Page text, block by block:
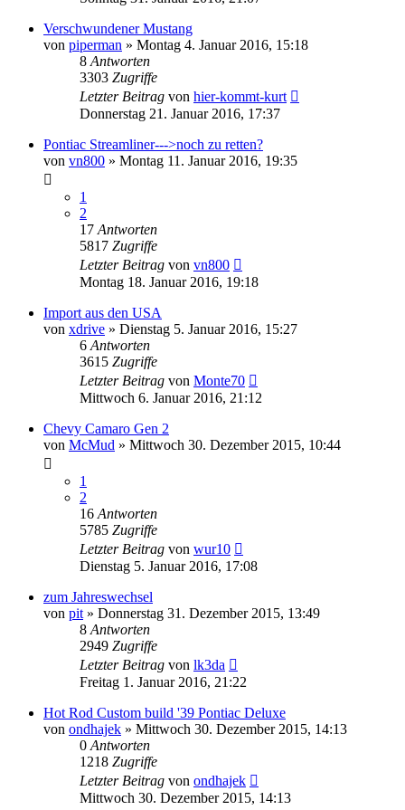
Verschwundener Mustang
von piperman » Montag 4. Januar 2016, 15:18
8 Antworten
3303 Zugriffe
Letzter Beitrag von hier-kommt-kurt
Donnerstag 21. Januar 2016, 17:37
Pontiac Streamliner--->noch zu retten?
von vn800 » Montag 11. Januar 2016, 19:35
1
2
17 Antworten
5817 Zugriffe
Letzter Beitrag von vn800
Montag 18. Januar 2016, 19:18
Import aus den USA
von xdrive » Dienstag 5. Januar 2016, 15:27
6 Antworten
3615 Zugriffe
Letzter Beitrag von Monte70
Mittwoch 6. Januar 2016, 21:12
Chevy Camaro Gen 2
von McMud » Mittwoch 30. Dezember 2015, 10:44
1
2
16 Antworten
5785 Zugriffe
Letzter Beitrag von wur10
Dienstag 5. Januar 2016, 17:08
zum Jahreswechsel
von pit » Donnerstag 31. Dezember 2015, 13:49
8 Antworten
2949 Zugriffe
Letzter Beitrag von lk3da
Freitag 1. Januar 2016, 21:22
Hot Rod Custom build '39 Pontiac Deluxe
von ondhajek » Mittwoch 30. Dezember 2015, 14:13
0 Antworten
1218 Zugriffe
Letzter Beitrag von ondhajek
Mittwoch 30. Dezember 2015, 14:13